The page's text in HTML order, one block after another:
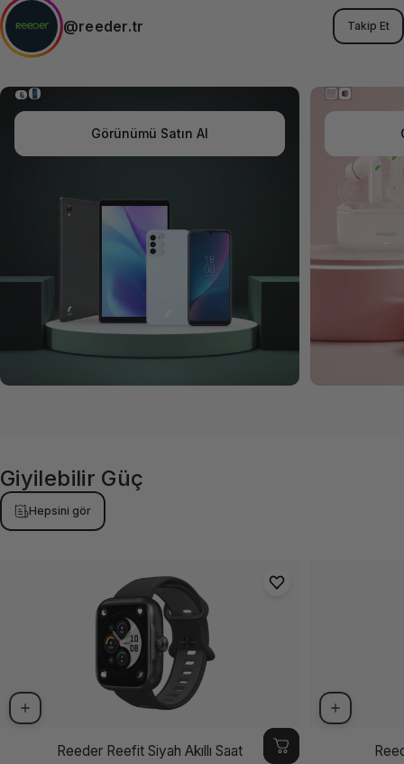
@reeder.tr Takip Et
Görünümü Satın Al
Giyilebilir Güç
Hepsini gör
Reeder Reefit Siyah Akıllı Saat